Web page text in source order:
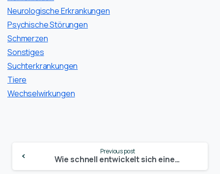
Neurologische Erkrankungen
Psychische Störungen
Schmerzen
Sonstiges
Suchterkrankungen
Tiere
Wechselwirkungen
Reading
Previous post
Wie schnell entwickelt sich eine Cannabis-Toleranz und was kannst du dagegen tun?